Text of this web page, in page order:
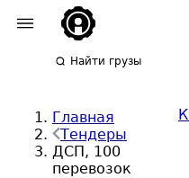
Найти грузы
Главная
Тендеры
ДСП, 100
перевозок